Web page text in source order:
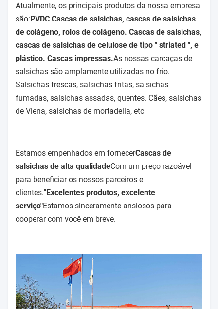
Atualmente, os principais produtos da nossa empresa
são:PVDC Cascas de salsichas, cascas de salsichas
de colágeno, rolos de colágeno. Cascas de salsichas,
cascas de salsichas de celulose de tipo " striated ", e
plástico. Cascas impressas.As nossas carcaças de
salsichas são amplamente utilizadas no frio.
Salsichas frescas, salsichas fritas, salsichas
fumadas, salsichas assadas, quentes. Cães, salsichas
de Viena, salsichas de mortadella, etc.
Estamos empenhados em fornecerCascas de
salsichas de alta qualidadeCom um preço razoável
para beneficiar os nossos parceiros e
clientes."Excelentes produtos, excelente
serviço"Estamos sinceramente ansiosos para
cooperar com você em breve.